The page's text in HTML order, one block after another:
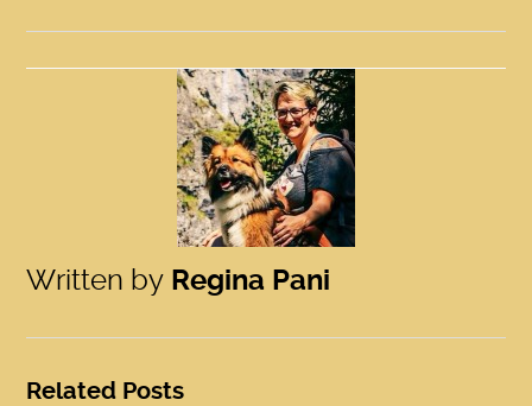
Written by Regina Pani
Related Posts